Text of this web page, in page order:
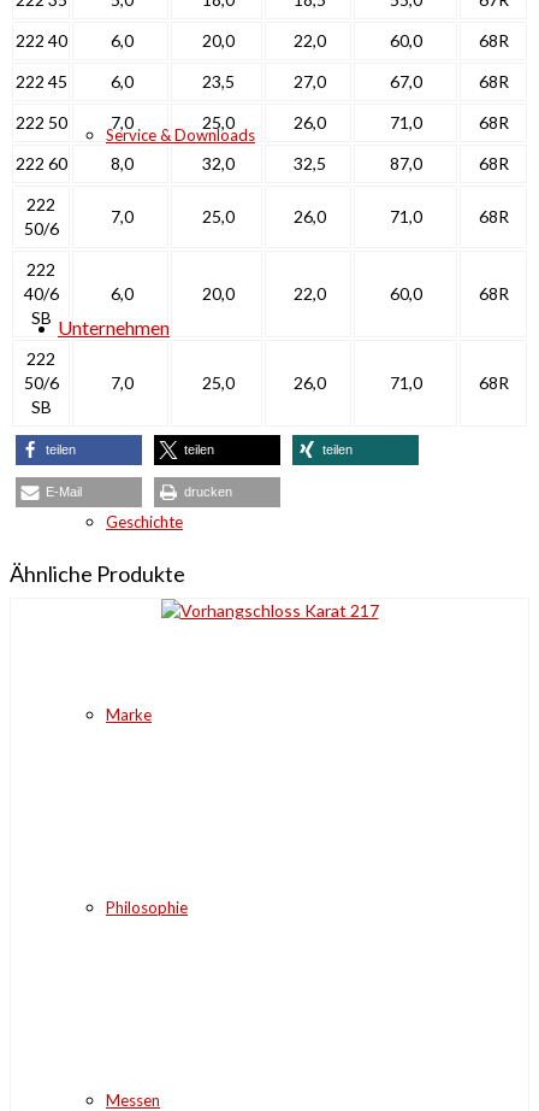
Service & Downloads
Unternehmen
Geschichte
Marke
Philosophie
Messen
222 40
6,0 20,0 22,0 60,0
68R
222 45
6,0 23,5 27,0 67,0
68R
222 50
7,0 25,0 26,0 71,0
68R
222 60
8,0 32,0 32,5 87,0
68R
222
50/6
7,0 25,0 26,0 71,0 68R
222
40/6
SB
6,0 20,0 22,0 60,0 68R
222
50/6
SB
7,0 25,0 26,0 71,0 68R
teilen teilen teilen
E-Mail drucken
Ähnliche Produkte